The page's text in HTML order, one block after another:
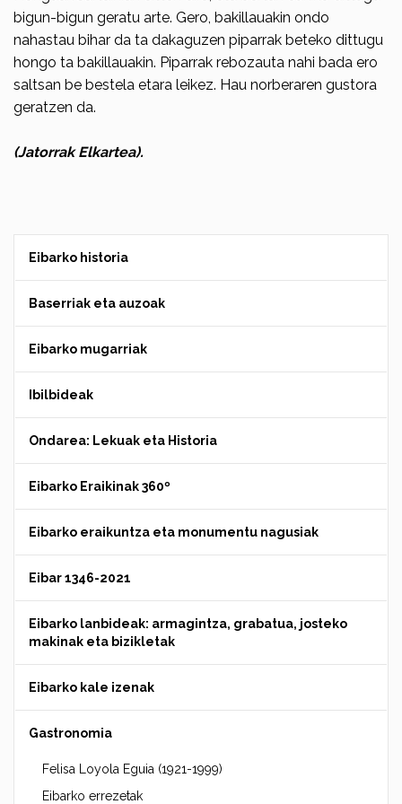
bigun-bigun geratu arte. Gero, bakillauakin ondo
nahastau bihar da ta dakaguzen piparrak beteko dittugu
hongo ta bakillauakin. Piparrak rebozauta nahi bada ero
saltsan be bestela etara leikez. Hau norberaren gustora
geratzen da.
(Jatorrak Elkartea).
Eibarko historia
Baserriak eta auzoak
Eibarko mugarriak
Ibilbideak
Ondarea: Lekuak eta Historia
Eibarko Eraikinak 360º
Eibarko eraikuntza eta monumentu nagusiak
Eibar 1346-2021
Eibarko lanbideak: armagintza, grabatua, josteko
makinak eta bizikletak
Eibarko kale izenak
Gastronomia
Felisa Loyola Eguia (1921-1999)
Eibarko errezetak